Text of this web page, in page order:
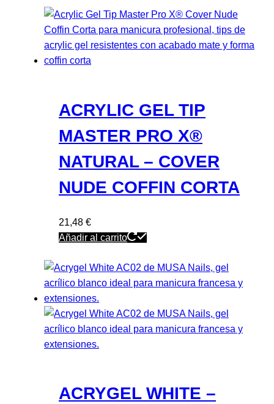
ACRYLIC GEL TIP
MASTER PRO X®
NATURAL – COVER
NUDE COFFIN CORTA
21,48 €
Añadir al carrito
ACRYGEL WHITE –